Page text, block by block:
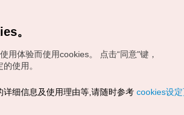
旅游发展局版权所有
。
用体验而使用cookies。
点击“同意"键，
使用。
详细信息及使用理由等,请随时参考 cookies设